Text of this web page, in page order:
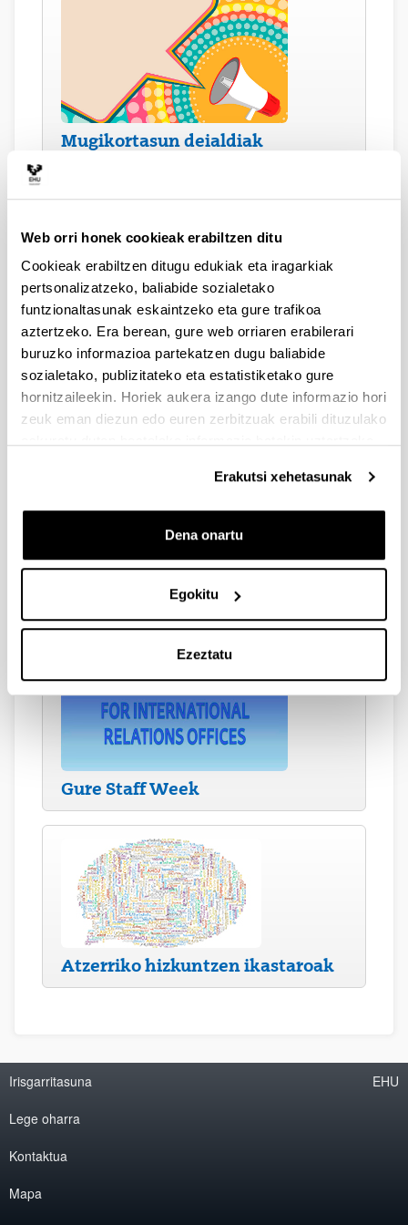
Web orri honek cookieak erabiltzen ditu
Cookieak erabiltzen ditugu edukiak eta iragarkiak
pertsonalizatzeko, baliabide sozialetako
funtzionaltasunak eskaintzeko eta gure trafikoa
aztertzeko. Era berean, gure web orriaren erabilerari
buruzko informazioa partekatzen dugu baliabide
sozialetako, publizitateko eta estatistiketako gure
hornitzaileekin. Horiek aukera izango dute informazio hori
zeuk eman diezun edo euren zerbitzuak erabili dituzulako
Erakutsi xehetasunak
Dena onartu
Egokitu
Ezeztatu
Mugikortasun deialdiak
Hizkuntza egiaztapena
Gure Staff Week
Atzerriko hizkuntzen ikastaroak
Irisgarritasuna
Lege oharra
Kontaktua
Mapa
EHU